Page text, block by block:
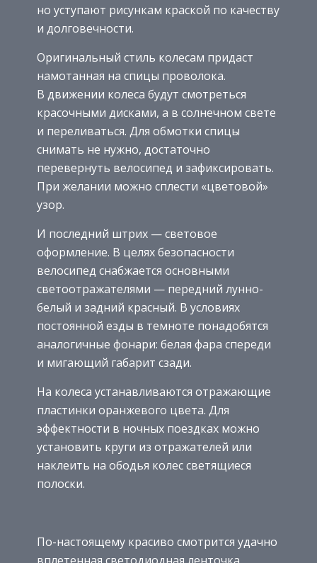
но уступают рисункам краской по качеству
и долговечности.
Оригинальный стиль колесам придаст
намотанная на спицы проволока.
В движении колеса будут смотреться
красочными дисками, а в солнечном свете
и переливаться. Для обмотки спицы
снимать не нужно, достаточно
перевернуть велосипед и зафиксировать.
При желании можно сплести «цветовой»
узор.
И последний штрих — световое
оформление. В целях безопасности
велосипед снабжается основными
светоотражателями — передний лунно-
белый и задний красный. В условиях
постоянной езды в темноте понадобятся
аналогичные фонари: белая фара спереди
и мигающий габарит сзади.
На колеса устанавливаются отражающие
пластинки оранжевого цвета. Для
эффектности в ночных поездках можно
установить круги из отражателей или
наклеить на ободья колес светящиеся
полоски.
По-настоящему красиво смотрится удачно